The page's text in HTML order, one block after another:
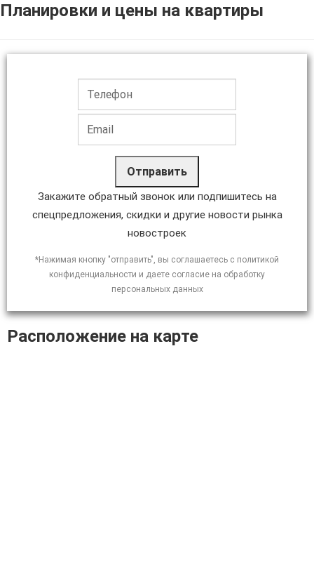
Планировки и цены на квартиры
Отправить
Закажите обратный звонок или подпишитесь на
спецпредложения, скидки и другие новости рынка
новостроек
*Нажимая кнопку "отправить", вы соглашаетесь с политикой
конфиденциальности и даете согласие на обработку
персональных данных
Расположение на карте